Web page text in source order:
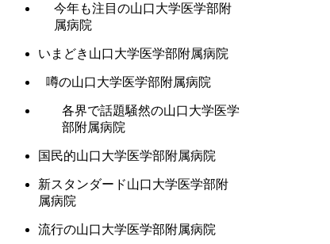
今年も注目の山口大学医学部附
属病院
いまどき山口大学医学部附属病院
噂の山口大学医学部附属病院
各界で話題騒然の山口大学医学
部附属病院
国民的山口大学医学部附属病院
新スタンダード山口大学医学部附
属病院
流行の山口大学医学部附属病院